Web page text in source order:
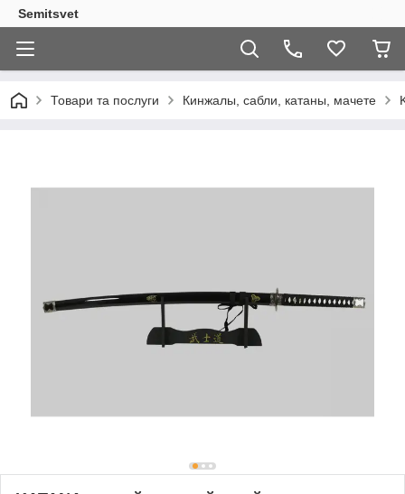
Semitsvet
Товари та послуги Кинжалы, сабли, катаны, мачете